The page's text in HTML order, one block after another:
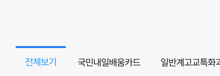
전체보기 국민내일배움카드 일반계고교특화